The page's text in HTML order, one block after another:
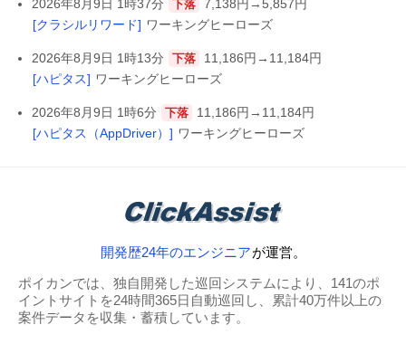
2026年8月9日 1時37分 下落 7,138円→5,857円
[クラシルリワード] ワーキングヒーローズ
2026年8月9日 1時13分 下落
11,186円→11,184円
[ハピタス] ワーキングヒーローズ
2026年8月9日 1時6分 下落
11,186円→11,184円
[ハピタス（AppDriver）] ワーキングヒーローズ
開発歴24年のエンジニアが運営。
ポイカンでは、独自開発した巡回システムにより、141のポ
イントサイトを24時間365日自動巡回し、累計40万件以上の
案件データを収集・蓄積しています。